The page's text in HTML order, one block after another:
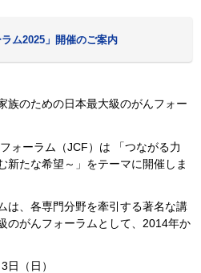
ム2025」開催のご案内
族のための日本最大級のがんフォー
ォーラム（JCF）は 「つながる力
新たな希望～」をテーマに開催しま
は、各専門分野を牽引する著名な講
のがんフォーラムとして、2014年か
日（日）